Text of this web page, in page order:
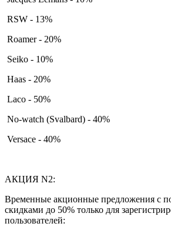
RSW - 13%
Roamer - 20%
Seiko - 10%
Haas - 20%
Laco - 50%
No-watch (Svalbard) - 40%
Versace - 40%
АКЦИЯ N2:
Временные акционные предложения с
скидками до 50% только для
пользователей: